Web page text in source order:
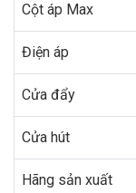
Cột áp Max
Điện áp
Cửa đẩy
Cửa hút
Hãng sản xuất